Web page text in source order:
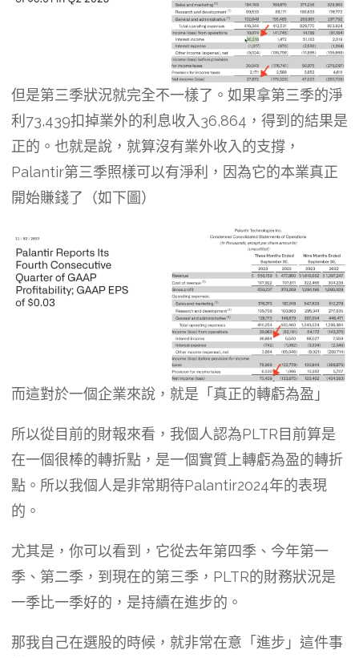
但是第三季狀況就完全不一樣了。如果拿第三季的淨
利73,439扣掉業外的利息收入36,864，得到的結果是
正的。也就是說，就算沒有業外收入的支撐，
Palantir第三季照樣可以有淨利，因為它的本業真正
開始賺錢了（如下圖）
而這對於一個企業來說，就是「真正的轉虧為盈」
所以從目前的財報來看，我個人認為PLTR目前算是
在一個很棒的轉折點，是一個實質上轉虧為盈的轉折
點。所以我個人是非常期待Palantir2024年的表現
的。
尤其是，你可以看到，它從去年第四季、今年第一
季、第二季，到現在的第三季，PLTR的財務狀況是
一季比一季好的，是持續在進步的。
那我自己在選股的時候，就非常在意「進步」這件事